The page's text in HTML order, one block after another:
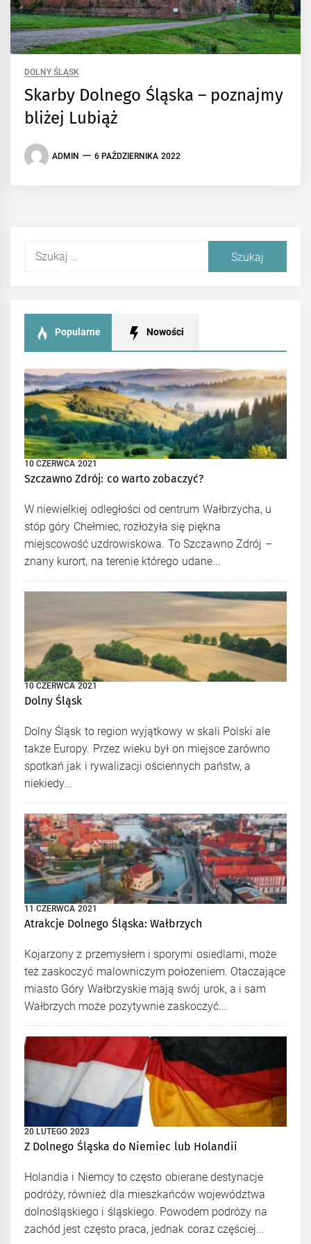
DOLNY ŚLĄSK
Skarby Dolnego Śląska – poznajmy
bliżej Lubiąż
ADMIN 6 PAŹDZIERNIKA 2022
Szukaj:
Popularne Nowości
10 CZERWCA 2021
Szczawno Zdrój: co warto zobaczyć?
W niewielkiej odległości od centrum Wałbrzycha, u
stóp góry Chełmiec, rozłożyła się piękna
miejscowość uzdrowiskowa. To Szczawno Zdrój –
znany kurort, na terenie którego udane...
10 CZERWCA 2021
Dolny Śląsk
Dolny Śląsk to region wyjątkowy w skali Polski ale
także Europy. Przez wieku był on miejsce zarówno
spotkań jak i rywalizacji ościennych państw, a
niekiedy...
11 CZERWCA 2021
Atrakcje Dolnego Śląska: Wałbrzych
Kojarzony z przemysłem i sporymi osiedlami, może
też zaskoczyć malowniczym położeniem. Otaczające
miasto Góry Wałbrzyskie mają swój urok, a i sam
Wałbrzych może pozytywnie zaskoczyć...
20 LUTEGO 2023
Z Dolnego Śląska do Niemiec lub Holandii
Holandia i Niemcy to często obierane destynacje
podróży, również dla mieszkańców województwa
dolnośląskiego i śląskiego. Powodem podróży na
zachód jest często praca, jednak coraz częściej...